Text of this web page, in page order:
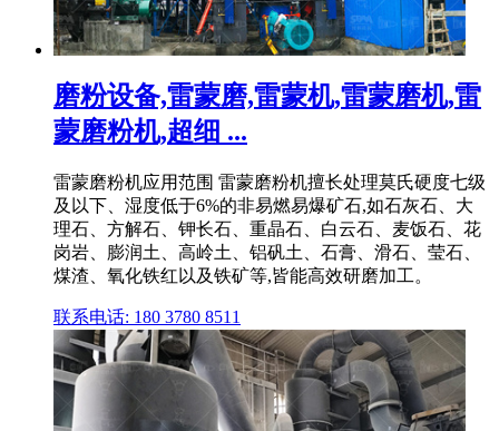
磨粉设备,雷蒙磨,雷蒙机,雷蒙磨机,雷
蒙磨粉机,超细 ...
雷蒙磨粉机应用范围 雷蒙磨粉机擅长处理莫氏硬度七级
及以下、湿度低于6%的非易燃易爆矿石,如石灰石、大
理石、方解石、钾长石、重晶石、白云石、麦饭石、花
岗岩、膨润土、高岭土、铝矾土、石膏、滑石、莹石、
煤渣、氧化铁红以及铁矿等,皆能高效研磨加工。
联系电话: 180 3780 8511